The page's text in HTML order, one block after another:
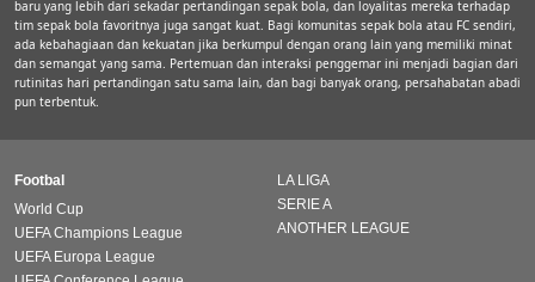
baru yang lebih dari sekadar pertandingan sepak bola, dan loyalitas mereka terhadap
tim sepak bola favoritnya juga sangat kuat. Bagi komunitas sepak bola atau FC sendiri,
ada kebahagiaan dan kekuatan jika berkumpul dengan orang lain yang memiliki minat
dan semangat yang sama. Pertemuan dan interaksi penggemar ini menjadi bagian dari
rutinitas hari pertandingan satu sama lain, dan bagi banyak orang, persahabatan abadi
pun terbentuk.
Footbal
World Cup
UEFA Champions League
UEFA Europa League
LA LIGA
SERIE A
ANOTHER LEAGUE